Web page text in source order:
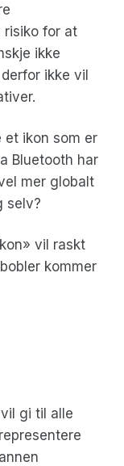
risiko for at
ikke
ikke vil
et ikon som er
Bluetooth har
mer globalt
selv?
vil raskt
kommer
gi til alle